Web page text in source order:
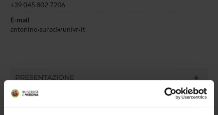
+39 045 802 7206
E-mail
antonino suraci univr it
PRESENTAZIONE
RICERCA